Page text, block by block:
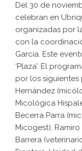
Del 30 de
celebran en
organizadas por
con la
García. Este
‘Plaza’. El
por los siguientes
Hernández
Micológica
Becerra Parra
Micogest),
Barrera